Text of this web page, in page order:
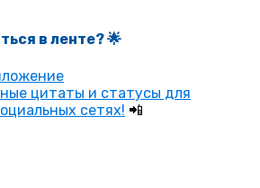
в ленте? 🌟
цитаты и статусы для
сетях! 📲